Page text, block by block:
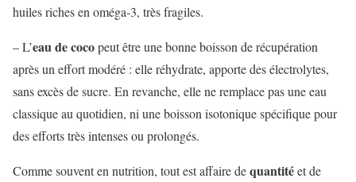
huiles riches en oméga‑3, très fragiles.
– L’eau de cocopeut être une bonne boisson de récupération
après un effort modéré : elle réhydrate, apporte des électrolytes,
sans excès de sucre. En revanche, elle ne remplace pas une eau
classique au quotidien, ni une boisson isotonique spécifique pour
des efforts très intenses ou prolongés.
Comme souvent en nutrition, tout est affaire dequantitéet de